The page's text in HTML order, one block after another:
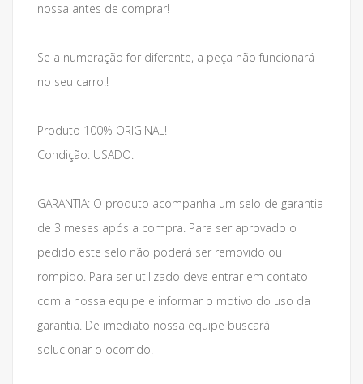
nossa antes de comprar!
Se a numeração for diferente, a peça não funcionará
no seu carro!!
Produto 100% ORIGINAL!
Condição: USADO.
GARANTIA: O produto acompanha um selo de garantia
de 3 meses após a compra. Para ser aprovado o
pedido este selo não poderá ser removido ou
rompido. Para ser utilizado deve entrar em contato
com a nossa equipe e informar o motivo do uso da
garantia. De imediato nossa equipe buscará
solucionar o ocorrido.